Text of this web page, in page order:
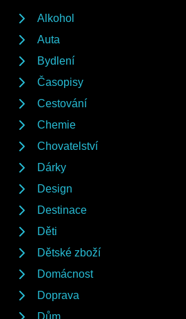
Alkohol
Auta
Bydlení
Časopisy
Cestování
Chemie
Chovatelství
Dárky
Design
Destinace
Děti
Dětské zboží
Domácnost
Doprava
Dům